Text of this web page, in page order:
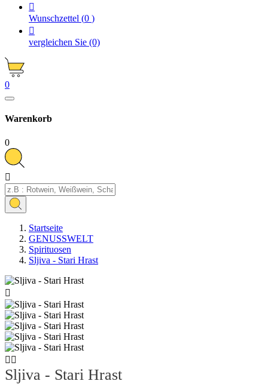

Wunschzettel (0 )

vergleichen Sie (0)
0
Warenkorb
0

Startseite
GENUSSWELT
Spirituosen
Sljiva - Stari Hrast

 
Sljiva - Stari Hrast